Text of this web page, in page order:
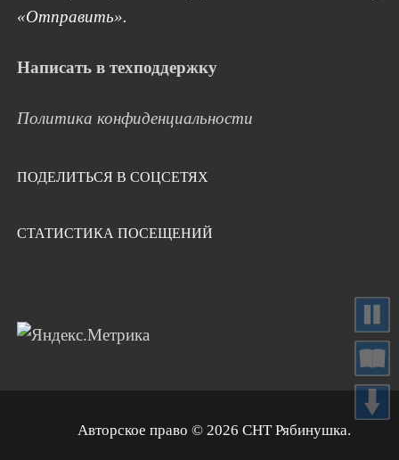
«Отправить».
Написать в техподдержку
Политика конфиденциальности
ПОДЕЛИТЬСЯ В СОЦСЕТЯХ
СТАТИСТИКА ПОСЕЩЕНИЙ
Авторское право © 2026 СНТ Рябинушка.